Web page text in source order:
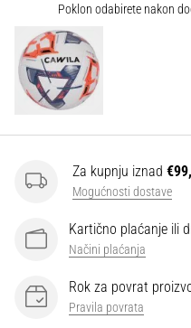
Budi
dio
svake
utakmice,
gola…
Prikaži
sve
Poklon odabirete nakon
Za kupnju iznad
Mogućnosti dostave
Kartično plaćanje ili
Načini plaćanja
Rok za povrat
Pravila povrata